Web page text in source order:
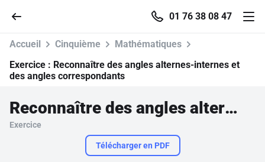
01 76 38 08 47
Parcourir
Accueil Cinquième
Mathématiques
Exercice : Reconnaître des angles alternes-internes et
des angles correspondants
Reconnaître des angles alternes-internes et des angles correspondants
Exercice
Télécharger en PDF